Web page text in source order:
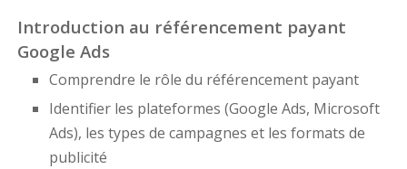
Introduction au référencement payant
Google Ads
Comprendre le rôle du référencement payant
Identifier les plateformes (Google Ads, Microsoft
Ads), les types de campagnes et les formats de
publicité